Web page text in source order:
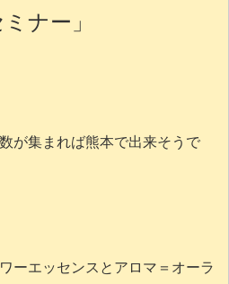
ナー」
が集まれば熊本で出来そうで
ーエッセンスとアロマ＝オーラ